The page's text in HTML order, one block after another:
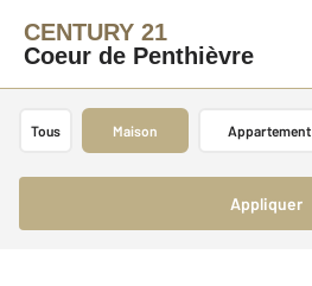
CENTURY 21
Coeur de Penthièvre
Tous Maison Appartement
Appliquer